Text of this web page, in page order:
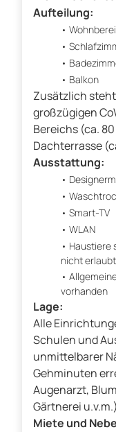
Aufteilung:
Balkon
Zusätzlich
großzügigen
Bereichs (ca.
Dachterrasse
Ausstattung:
Smart-TV
WLAN
Haustiere
nicht erlaubt
vorhanden
Lage:
Alle
Schulen und
unmittelbarer
Gehminuten
Augenarzt,
Gärtnerei
Miete und